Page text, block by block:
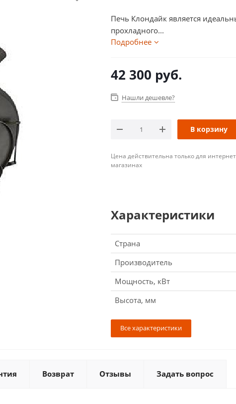
Печь Клондайк является
прохладного...
Подробнее
42 300 руб.
Нашли дешевле?
В корзину
Цена действительна только для
магазинах
Характеристики
Страна
Производитель
Мощность, кВт
Высота, мм
Все характеристики
Возврат Отзывы Задать вопрос